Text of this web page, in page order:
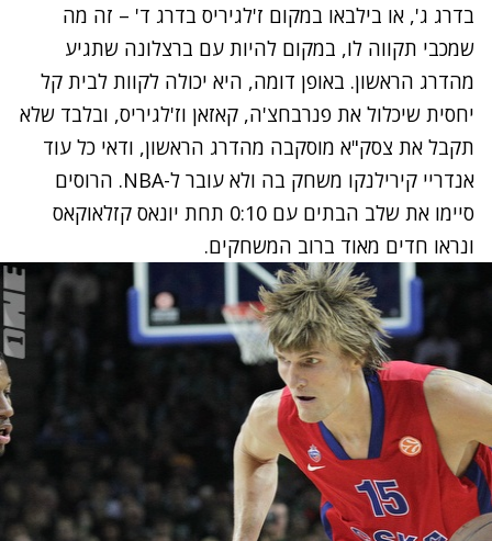
בדרג ג', או בילבאו במקום ז'לגיריס בדרג ד' – זה מה
שמכבי תקווה לו, במקום להיות עם ברצלונה שתגיע
מהדרג הראשון. באופן דומה, היא יכולה לקוות לבית קל
יחסית שיכלול את פנרבחצ'ה, קאזאן וז'לגיריס, ובלבד שלא
תקבל את צסק"א מוסקבה מהדרג הראשון, ודאי כל עוד
אנדריי קירילנקו משחק בה ולא עובר ל-NBA. הרוסים
סיימו את שלב הבתים עם 0:10 תחת יונאס קזלאוקאס
ונראו חדים מאוד ברוב המשחקים.